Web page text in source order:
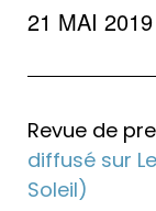
21 MAI 2019
Revue de
diffusé sur
Soleil)